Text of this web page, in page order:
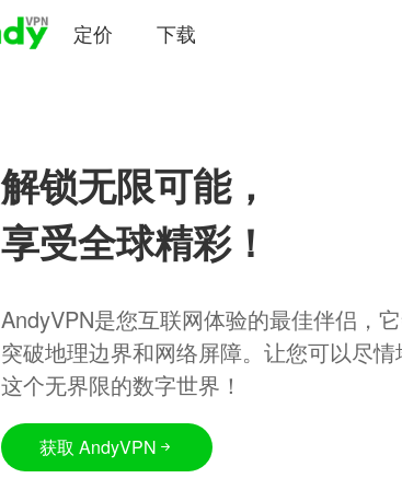
定价 下载
解锁无限可能，
享受全球精彩！
AndyVPN是您互联网体验的最佳伴侣，
突破地理边界和网络屏障。让您可以尽情
这个无界限的数字世界！
获取 AndyVPN